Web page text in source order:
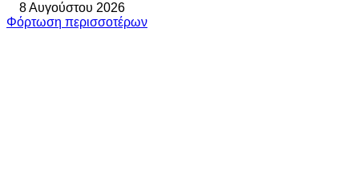
8 Αυγούστου 2026
Φόρτωση περισσοτέρων